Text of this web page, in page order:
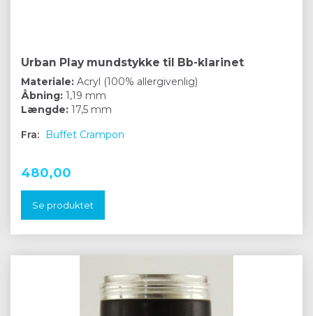
Urban Play mundstykke til Bb-klarinet
Materiale: Acryl (100% allergivenlig)
Åbning: 1,19 mm
Længde: 17,5 mm
Fra: Buffet Crampon
480,00
Se produktet